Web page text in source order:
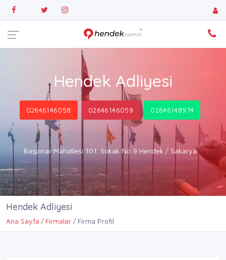
Hendek Adliyesi
02646146058 02646146059 02646148974
Başpınar Mahallesi 101. Sokak No:9 Hendek / Sakarya
Hendek Adliyesi
Ana Sayfa Firmalar Firma Profil